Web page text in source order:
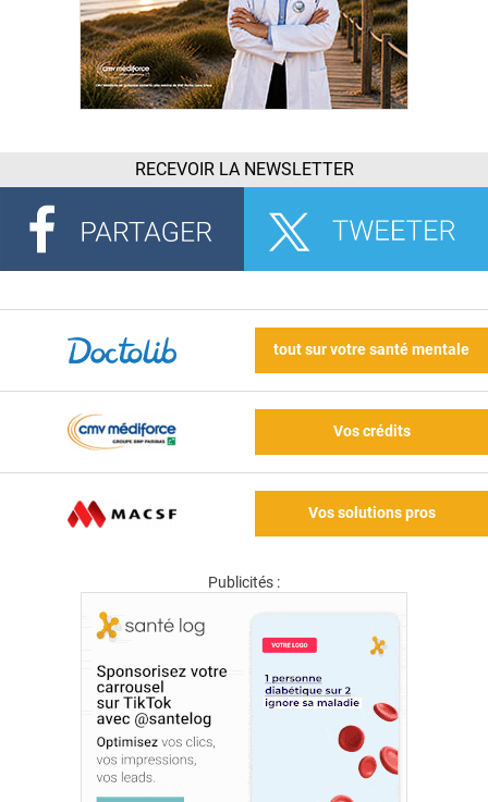
RECEVOIR LA NEWSLETTER
tout sur votre santé mentale
Vos crédits
Vos solutions pros
Publicités :